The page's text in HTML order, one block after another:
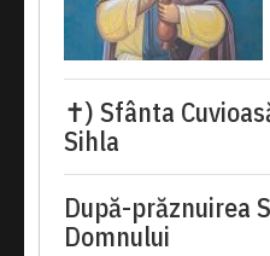
✝) Sfânta
Sihla
După-prăznuirea
Domnului